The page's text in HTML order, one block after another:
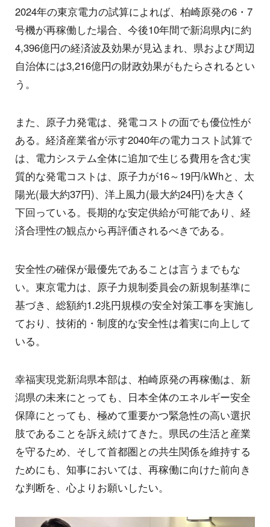
2024年の東京電力の試算によれば、柏崎原発の6・7
号機が再稼働した場合、今後10年間で新潟県内に約
4,396億円の経済波及効果が見込まれ、県および周辺
自治体には3,216億円の財政効果がもたらされるとい
う。
また、原子力発電は、発電コストの面でも優位性が
ある。経済産業省が示す2040年の電力コスト試算で
は、電力システム全体に追加で生じる費用を含む実
質的な発電コストは、原子力が16～19円/kWhと、太
陽光(最大約37円)、洋上風力(最大約24円)を大きく
下回っている。長期的な安定供給が可能であり、経
済合理性の観点から再評価されるべきである。
安全性の確保が最優先であることは言うまでもな
い。東京電力は、原子力規制委員会の新規制基準に
基づき、総額約1.2兆円規模の安全対策工事を実施し
ており、技術的・制度的な安全性は着実に向上して
いる。
幸福実現党新潟県本部は、柏崎原発の再稼働は、新
潟県の未来にとっても、日本全体のエネルギー安全
保障にとっても、極めて重要かつ緊急性の高い選択
肢であることを訴え続けてきた。県民の生活と産業
を守るため、そして首都圏との共生関係を維持する
ためにも、知事においては、再稼働に向けた前向き
な判断を、心よりお願いしたい。